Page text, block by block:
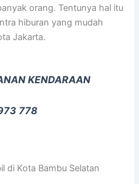
orang. Tentunya hal itu
hiburan yang mudah
Jakarta.
KENDARAAN
778
di Kota Bambu Selatan